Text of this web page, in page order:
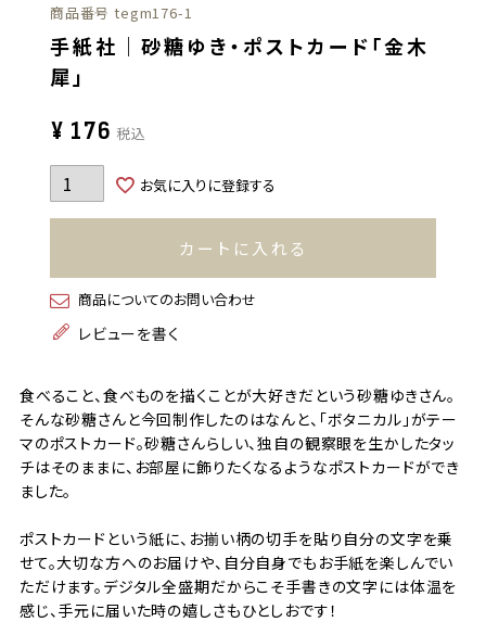
商品番号 tegm176-1
手紙社｜砂糖ゆき・ポストカード「金木
犀」
¥ 176 税込
お気に入りに登録する
カートに入れる
商品についてのお問い合わせ
レビューを書く
食べること、食べものを描くことが大好きだという砂糖ゆきさん。
そんな砂糖さんと今回制作したのはなんと、「ボタニカル」がテー
マのポストカード。砂糖さんらしい、独自の観察眼を生かしたタッ
チはそのままに、お部屋に飾りたくなるようなポストカードができ
ました。
ポストカードという紙に、お揃い柄の切手を貼り自分の文字を乗
せて。大切な方へのお届けや、自分自身でもお手紙を楽しんでい
ただけます。デジタル全盛期だからこそ手書きの文字には体温を
感じ、手元に届いた時の嬉しさもひとしおです！